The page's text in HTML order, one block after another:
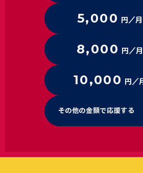
5,000 円／月
8,000 円／月
10,000 円／
その他の金額で応援する